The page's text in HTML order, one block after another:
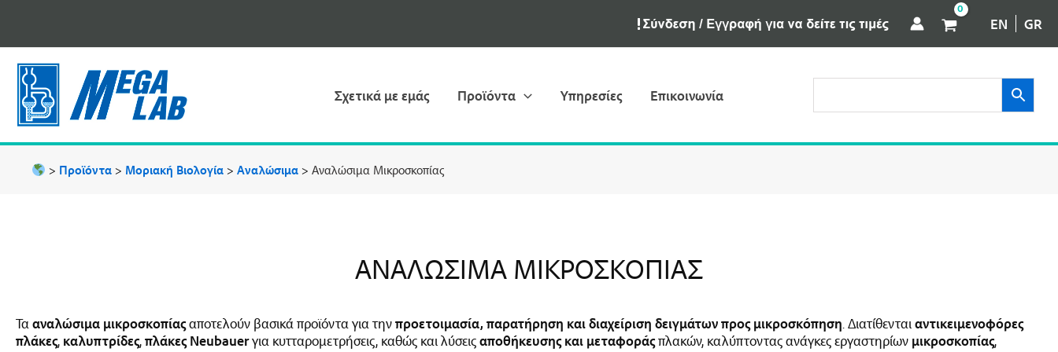
EN GR
Σχετικά με εμάς Προϊόντα Υπηρεσίες Επικοινωνία
> Προϊόντα > Μοριακή Βιολογία >Αναλώσιμα >Αναλώσιμα Μικροσκοπίας
ΑΝΑΛΏΣΙΜΑ ΜΙΚΡΟΣΚΟΠΊΑΣ
Τα αναλώσιμα μικροσκοπίαςαποτελούν βασικά προϊόντα για τηνπροετοιμασία, παρατήρηση και διαχείριση δειγμάτων προς μικροσκόπηση . Διατίθενται αντικειμενοφόρες
πλάκες, καλυπτρίδες,πλάκες Neubauerγια κυτταρομετρήσεις, καθώς και λύσειςαποθήκευσης και μεταφοράςπλακών, καλύπτοντας ανάγκες εργαστηρίων μικροσκοπίας,